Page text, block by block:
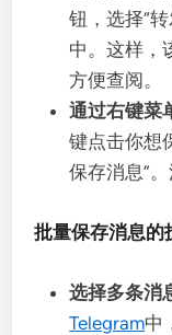
钮，选择“
中。这样，
方便查阅。
通过右键菜
键点击你想
保存消息”
批量保存消息的
选择多条消
Telegram中